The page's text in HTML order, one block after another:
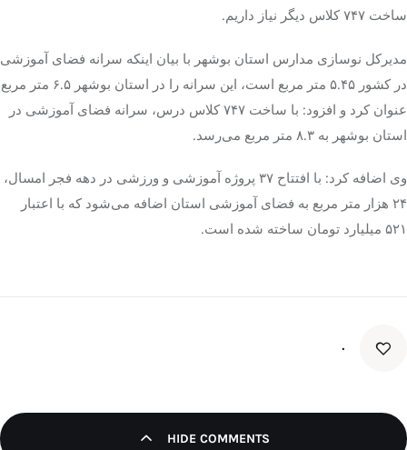
ساخت ۷۴۷ کلاس دیگر نیاز داریم.
مدیرکل نوسازی مدارس استان بوشهر با بیان اینکه سرانه فضای آموزشی
در کشور ۵.۴۵ متر مربع است، این سرانه را در استان بوشهر ۶.۵ متر مربع
عنوان کرد و افزود: با ساخت ۷۴۷ کلاس درس، سرانه فضای آموزشی در
استان بوشهر به ۸.۳ متر مربع می‌رسد.
وی اضافه کرد: با افتتاح ۳۷ پروژه آموزشی و ورزشی در دهه فجر امسال،
۲۴ هزار متر مربع به فضای آموزشی استان اضافه می‌شود که با اعتبار
۵۲۱ میلیارد تومان ساخته شده است.
۰
HIDE COMMENTS